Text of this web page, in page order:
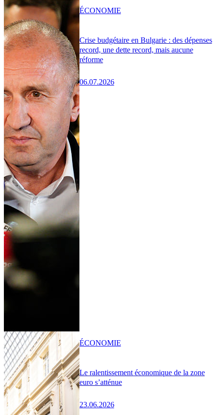
Crise budgétaire en Bulgarie : des dépenses
record, une dette record, mais aucune
réforme
06.07.2026
ÉCONOMIE
Le ralentissement économique de la zone
euro s’atténue
23.06.2026
ÉCONOMIE